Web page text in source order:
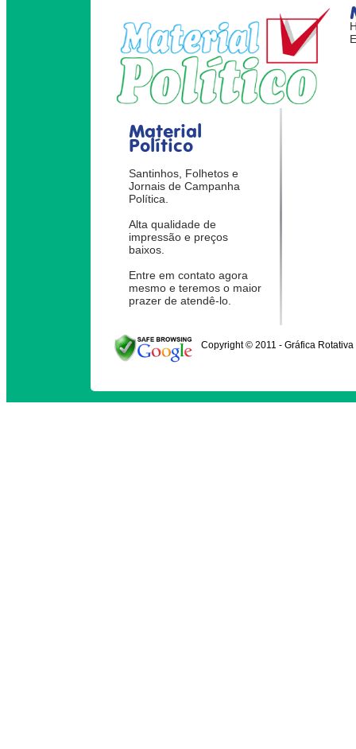
Material
Político
Santinhos, Folhetos e
Jornais de Campanha
Política.
Alta qualidade de
impressão e preços
baixos.
Entre em contato agora
mesmo e teremos o maior
prazer de atendê-lo.
Copyright © 2011 - Gráfica